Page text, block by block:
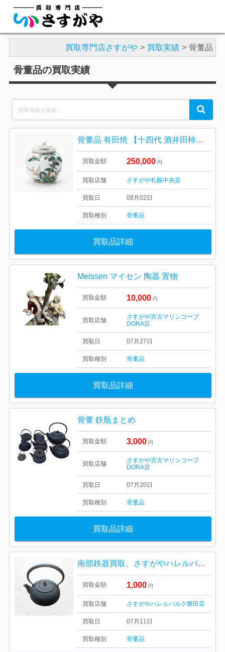
買取専門店さすがや 買取実績 骨董品
骨董品の買取実績
for:
Search
骨董品 有田焼 【十四代 酒井田柿右衛門 色絵 濁手 壺】
買取金額 250,000 円
買取店舗 さすがや札幌中央店
買取日 08月02日
買取種別 骨董品
買取品詳細
Meissen マイセン 陶器 置物
買取金額 10,000 円
買取店舗
さすがや宮古マリンコープ
DORA店
買取日 07月27日
買取種別 骨董品
買取品詳細
骨董 鉄瓶まとめ
買取金額 3,000 円
買取店舗
さすがや宮古マリンコープ
DORA店
買取日 07月20日
買取種別 骨董品
買取品詳細
南部鉄器買取、さすがやハレルパルク磐田店
買取金額 1,000 円
買取店舗 さすがやハレルパルク磐田店
買取日 07月11日
買取種別 骨董品